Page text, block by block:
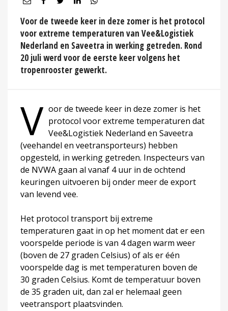
Voor de tweede keer in deze zomer is het protocol
voor extreme temperaturen van Vee&Logistiek
Nederland en Saveetra in werking getreden. Rond
20 juli werd voor de eerste keer volgens het
tropenrooster gewerkt.
V oor de tweede keer in deze zomer is het
protocol voor extreme temperaturen dat
Vee&Logistiek Nederland en Saveetra
(veehandel en veetransporteurs) hebben
opgesteld, in werking getreden. Inspecteurs van
de NVWA gaan al vanaf 4 uur in de ochtend
keuringen uitvoeren bij onder meer de export
van levend vee.
Het protocol transport bij extreme
temperaturen gaat in op het moment dat er een
voorspelde periode is van 4 dagen warm weer
(boven de 27 graden Celsius) of als er één
voorspelde dag is met temperaturen boven de
30 graden Celsius. Komt de temperatuur boven
de 35 graden uit, dan zal er helemaal geen
veetransport plaatsvinden.